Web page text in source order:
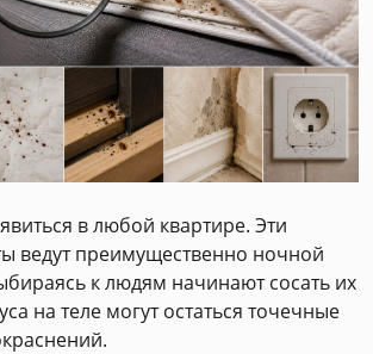
в любой квартире. Эти
ведут преимущественно ночной
к людям начинают сосать их
на теле могут остаться точечные